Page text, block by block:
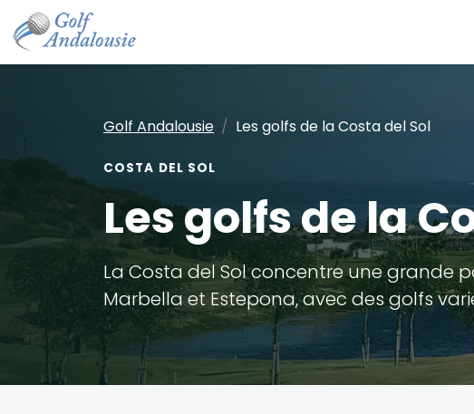
Golf Andalousie Les golfs de la Costa del Sol
COSTA DEL SOL
Les golfs de la
La Costa del Sol concentre une grande
Marbella et Estepona, avec des golfs